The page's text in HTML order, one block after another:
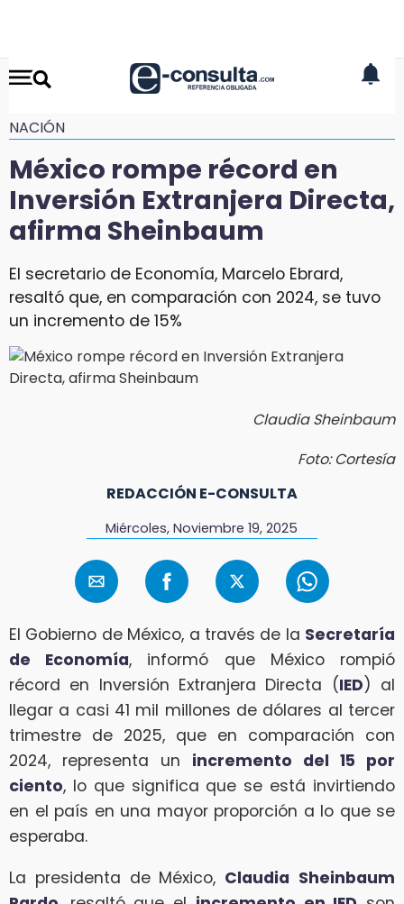
NACIÓN
México rompe récord en
Inversión Extranjera Directa,
afirma Sheinbaum
El secretario de Economía, Marcelo Ebrard,
resaltó que, en comparación con 2024, se tuvo
un incremento de 15%
Claudia Sheinbaum
Foto: Cortesía
REDACCIÓN E-CONSULTA
Miércoles, Noviembre 19, 2025
El Gobierno de México, a través de la Secretaría
de Economía, informó que México rompió
récord en Inversión Extranjera Directa (IED) al
llegar a casi 41 mil millones de dólares al tercer
trimestre de 2025, que en comparación con
2024, representa un incremento del 15 por
ciento, lo que significa que se está invirtiendo
en el país en una mayor proporción a lo que se
esperaba.
La presidenta de México, Claudia Sheinbaum